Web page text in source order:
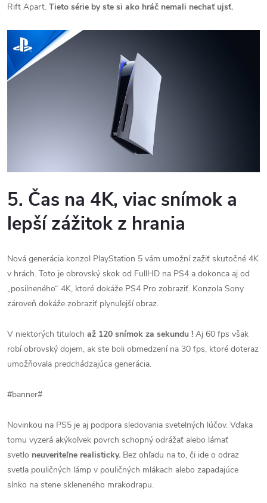
Rift Apart. Tieto série by ste si ako hráč nemali nechať ujsť.
5. Čas na 4K, viac snímok a
lepší zážitok z hrania
Nová generácia konzol PlayStation 5 vám umožní zažiť skutočné 4K
v hrách. Toto je obrovský skok od FullHD na PS4 a dokonca aj od
„posilneného“ 4K, ktoré dokáže PS4 Pro zobraziť. Konzola Sony
zároveň dokáže zobraziť plynulejší obraz.
V niektorých tituloch až 120 snímok za sekundu ! Aj 60 fps však
robí obrovský dojem, ak ste boli obmedzení na 30 fps, ktoré doteraz
umožňovala predchádzajúca generácia.
#banner#
Novinkou na PS5 je aj podpora sledovania svetelných lúčov. Vďaka
tomu vyzerá akýkoľvek povrch schopný odrážať alebo lámať
svetlo neuveriteľne realisticky. Bez ohľadu na to, či ide o odraz
svetla pouličných lámp v pouličných mlákach alebo zapadajúce
slnko na stene skleneného mrakodrapu.